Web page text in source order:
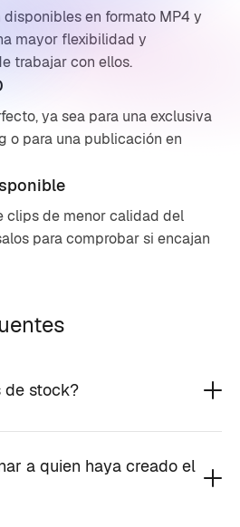
en formato MP4 y
mayor flexibilidad y
trabajar con ellos.
ya sea para una exclusiva
o para una publicación en
clips de menor calidad del
para comprobar si encajan
de stock?
a quien haya creado el